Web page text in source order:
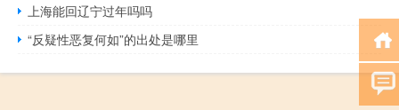
上海能回辽宁过年吗吗
“反疑性恶复何如”的出处是哪里